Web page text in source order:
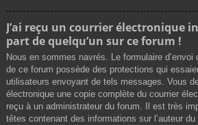
J’ai reçu un courrier électronique
part de quelqu’un sur ce forum !
Nous en sommes navrés. Le formulaire d’envoi
de ce forum possède des protections qui
utilisateurs envoyant de tels messages. Vous
électronique une copie complète du courrier
reçu à un administrateur du forum. Il est très
têtes contenant des informations sur l’auteur du